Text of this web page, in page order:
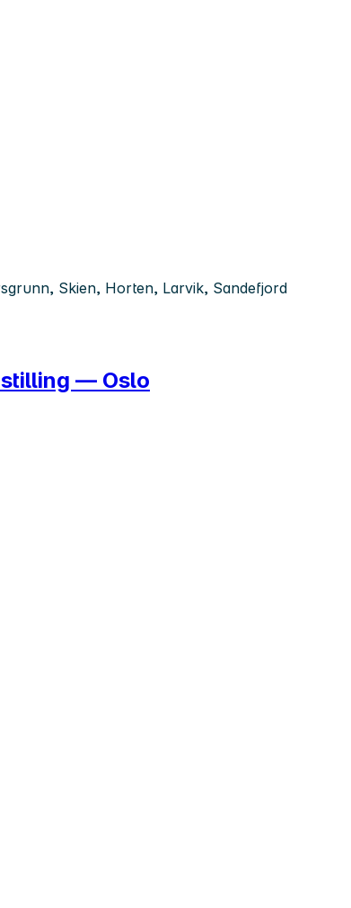
Skien, Horten, Larvik, Sandefjord
stilling — Oslo